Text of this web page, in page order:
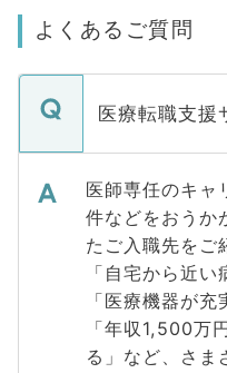
よくあるご質問
医療転職支援
医師専任のキャ
件などをおうか
たご入職先をご
「自宅から近い
「医療機器が充
「年収1,500万
る」など、さま